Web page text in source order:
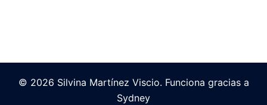
© 2026 Silvina Martínez Viscio. Funciona gracias a
Sydney